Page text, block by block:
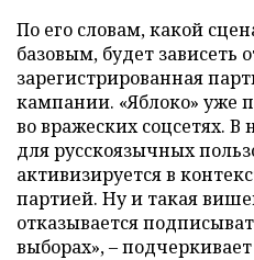
По его словам, какой
базовым, будет зависеть
зарегистрированная
кампании. «Яблоко» уже
во вражеских соцсетях.
для русскоязычных
активизируется в
партией. Ну и такая
отказывается
выборах», –